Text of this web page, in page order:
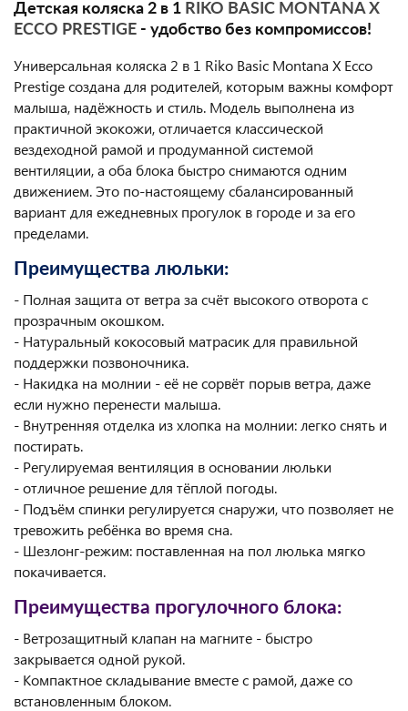
Детская коляска 2 в 1 RIKO BASIC MONTANA X
ECCO PRESTIGE - удобство без компромиссов!
Универсальная коляска 2 в 1 Riko Basic Montana X Ecco
Prestige создана для родителей, которым важны комфорт
малыша, надёжность и стиль. Модель выполнена из
практичной экокожи, отличается классической
вездеходной рамой и продуманной системой
вентиляции, а оба блока быстро снимаются одним
движением. Это по-настоящему сбалансированный
вариант для ежедневных прогулок в городе и за его
пределами.
Преимущества люльки:
- Полная защита от ветра за счёт высокого отворота с
прозрачным окошком.
- Натуральный кокосовый матрасик для правильной
поддержки позвоночника.
- Накидка на молнии - её не сорвёт порыв ветра, даже
если нужно перенести малыша.
- Внутренняя отделка из хлопка на молнии: легко снять и
постирать.
- Регулируемая вентиляция в основании люльки
- отличное решение для тёплой погоды.
- Подъём спинки регулируется снаружи, что позволяет не
тревожить ребёнка во время сна.
- Шезлонг-режим: поставленная на пол люлька мягко
покачивается.
Преимущества прогулочного блока:
- Ветрозащитный клапан на магните - быстро
закрывается одной рукой.
- Компактное складывание вместе с рамой, даже со
встановленным блоком.